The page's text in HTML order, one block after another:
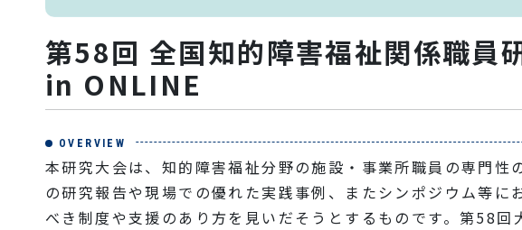
第58回 全国知的障害福祉関係職員
in ONLINE
OVERVIEW
本研究大会は、知的障害福祉分野の施設・事業所職員の専門性
の研究報告や現場での優れた実践事例、またシンポジウム等に
べき制度や支援のあり方を見いだそうとするものです。第58回